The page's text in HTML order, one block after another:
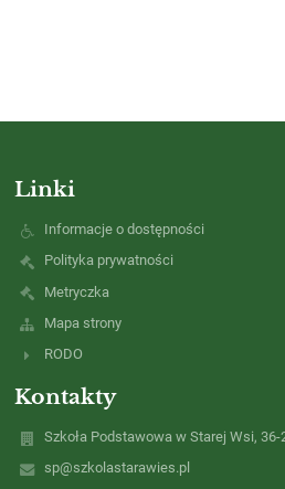
Linki
Informacje o dostępności
Polityka prywatności
Metryczka
Mapa strony
RODO
Kontakty
Szkoła Podstawowa w Starej Wsi, 36-
sp@szkolastarawies.pl